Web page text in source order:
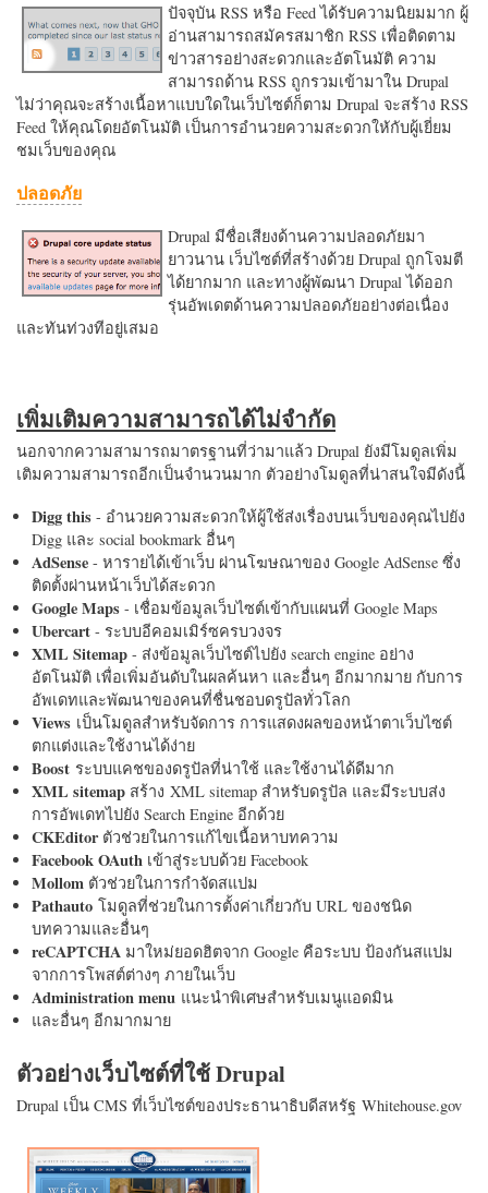
ปัจจุบัน RSS หรือ Feed ได้รับความนิยมมาก ผู้
อ่านสามารถสมัครสมาชิก RSS เพื่อติดตาม
ข่าวสารอย่างสะดวกและอัตโนมัติ ความ
สามารถด้าน RSS ถูกรวมเข้ามาใน Drupal
ไม่ว่าคุณจะสร้างเนื้อหาแบบใดในเว็บไซต์ก็ตาม Drupal จะสร้าง RSS
Feed ให้คุณโดยอัตโนมัติ เป็นการอำนวยความสะดวกใหักับผู้เยี่ยม
ชมเว็บของคุณ
ปลอดภัย
Drupal มีชื่อเสียงด้านความปลอดภัยมา
ยาวนาน เว็บไซต์ที่สร้างด้วย Drupal ถูกโจมตี
ได้ยากมาก และทางผู้พัฒนา Drupal ได้ออก
รุ่นอัพเดตด้านความปลอดภัยอย่างต่อเนื่อง
และทันท่วงทีอยู่เสมอ
เพิ่มเติมความสามารถได้ไม่จำกัด
นอกจากความสามารถมาตรฐานที่ว่ามาแล้ว Drupal ยังมีโมดูลเพิ่ม
เติมความสามารถอีกเป็นจำนวนมาก ตัวอย่างโมดูลที่น่าสนใจมีดังนี้
Digg this - อำนวยความสะดวกให้ผู้ใช้ส่งเรื่องบนเว็บของคุณไปยัง
Digg และ social bookmark อื่นๆ
AdSense - หารายได้เข้าเว็บ ผ่านโฆษณาของ Google AdSense ซึ่ง
ติดตั้งผ่านหน้าเว็บได้สะดวก
Google Maps - เชื่อมข้อมูลเว็บไซต์เข้ากับแผนที่ Google Maps
Ubercart - ระบบอีคอมเมิร์ซครบวงจร
XML Sitemap - ส่งข้อมูลเว็บไซต์ไปยัง search engine อย่าง
อัตโนมัติ เพื่อเพิ่มอันดับในผลค้นหา และอื่นๆ อีกมากมาย กับการ
อัพเดทและพัฒนาของคนที่ชื่นชอบดรูปัลทั่วโลก
Views เป็นโมดูลสำหรับจัดการ การแสดงผลของหน้าตาเว็บไซต์
ตกแต่งและใช้งานได้ง่าย
Boost ระบบแคชของดรูปัลที่น่าใช้ และใช้งานได้ดีมาก
XML sitemap สร้าง XML sitemap สำหรับดรูปัล และมีระบบส่ง
การอัพเดทไปยัง Search Engine อีกด้วย
CKEditorตัวช่วยในการแก้ไขเนื้อหาบทความ
Facebook OAuth เข้าสู่ระบบด้วย Facebook
Mollom ตัวช่วยในการกำจัดสแปม
Pathauto โมดูลที่ช่วยในการตั้งค่าเกี่ยวกับ URL ของชนิด
บทความและอื่นๆ
reCAPTCHA มาใหม่ยอดฮิตจาก Google คือระบบ ป้องกันสแปม
จากการโพสต์ต่างๆ ภายในเว็บ
Administration menu แนะนำพิเศษสำหรับเมนูแอดมิน
และอื่นๆ อีกมากมาย
ตัวอย่างเว็บไซต์ที่ใช้ Drupal
Drupal เป็น CMS ที่เว็บไซต์ของประธานาธิบดีสหรัฐ Whitehouse.gov